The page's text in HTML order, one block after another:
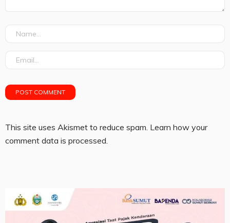
This site uses Akismet to reduce spam. Learn how your
comment data is processed.